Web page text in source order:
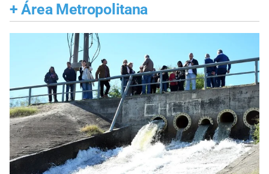
+ Área Metropolitana